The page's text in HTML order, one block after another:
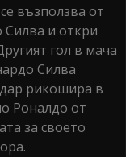
възползва от
Силва и откри
гол в мача
Силва
рикошира в
Роналдо от
за своето